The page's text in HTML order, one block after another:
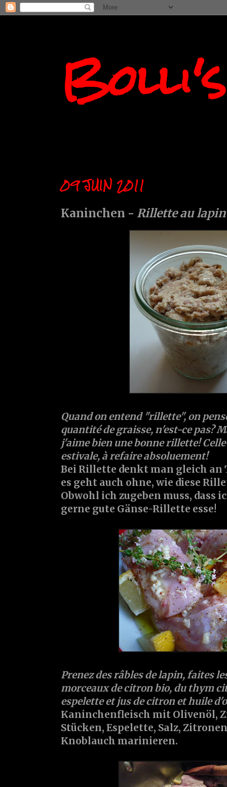
09 JUIN 2011
Kaninchen - Rillette au lapin
Quand on entend "rillette", on
quantité de graisse, n'est-ce pas?
j'aime bien une bonne rillette!
estivale, à refaire absoluement!
Bei Rillette denkt man gleich an
es geht auch ohne, wie diese
Obwohl ich zugeben muss, dass
gerne gute Gänse-Rillette esse!
Prenez des râbles de lapin, faites
morceaux de citron bio, du thym
espelette et jus de citron et huile
Kaninchenfleisch mit Olivenöl,
Stücken, Espelette, Salz,
Knoblauch marinieren.